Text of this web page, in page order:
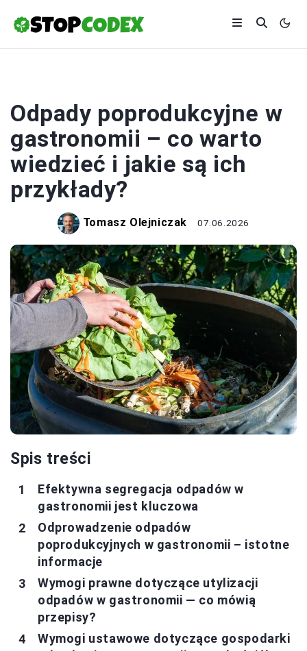
Odpady poprodukcyjne w
gastronomii – co warto
wiedzieć i jakie są ich
przykłady?
Tomasz Olejniczak 07.06.2026
Spis treści
Efektywna segregacja odpadów w
gastronomii jest kluczowa
Odprowadzenie odpadów
poprodukcyjnych w gastronomii – istotne
informacje
Wymogi prawne dotyczące utylizacji
odpadów w gastronomii — co mówią
przepisy?
Wymogi ustawowe dotyczące gospodarki